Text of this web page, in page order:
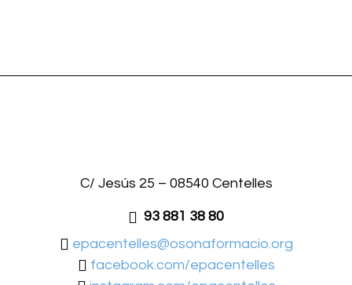
C/ Jesús 25 – 08540 Centelles
93 881 38 80
epacentelles@osonaformacio.org
facebook.com/epacentelles